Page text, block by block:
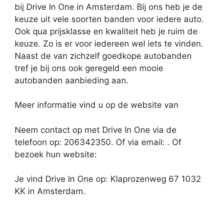
bij Drive In One in Amsterdam. Bij ons heb je de
keuze uit vele soorten banden voor iedere auto.
Ook qua prijsklasse en kwaliteit heb je ruim de
keuze. Zo is er voor iedereen wel iets te vinden.
Naast de van zichzelf goedkope autobanden
tref je bij ons ook geregeld een mooie
autobanden aanbieding aan.
Meer informatie vind u op de website van
Neem contact op met Drive In One via de
telefoon op: 206342350. Of via email: . Of
bezoek hun website:
Je vind Drive In One op: Klaprozenweg 67 1032
KK in Amsterdam.